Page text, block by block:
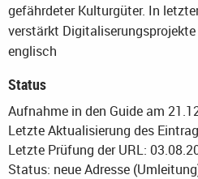
gefährdeter Kulturgüter. In
verstärkt
englisch
Status
Aufnahme in den Guide am
Letzte Aktualisierung des
Letzte Prüfung der URL:
Status: neue Adresse